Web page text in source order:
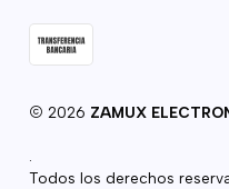
2026 ZAMUX
Todos los derechos